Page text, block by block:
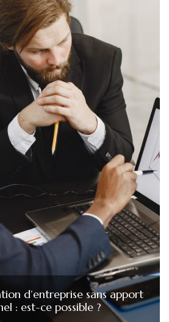
d’entreprise sans apport
: est-ce possible ?